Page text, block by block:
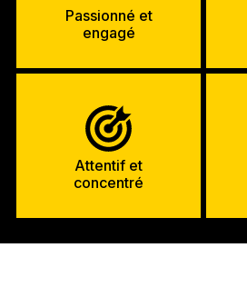
Passionné et
engagé
Attentif et
concentré